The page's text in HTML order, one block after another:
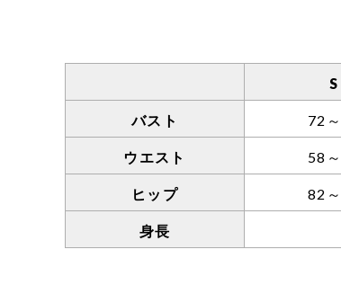
S
バスト 72
ウエスト 58
ヒップ 82
身長